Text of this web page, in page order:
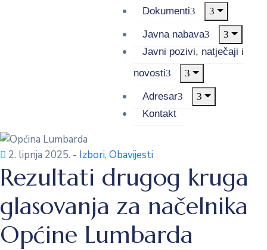
Dokumenti
Javna nabava
Javni pozivi, natječaji i
novosti
Adresar
Kontakt
2. lipnja 2025. - Izbori‚ Obavijesti
Rezultati drugog kruga
glasovanja za načelnika
Općine Lumbarda